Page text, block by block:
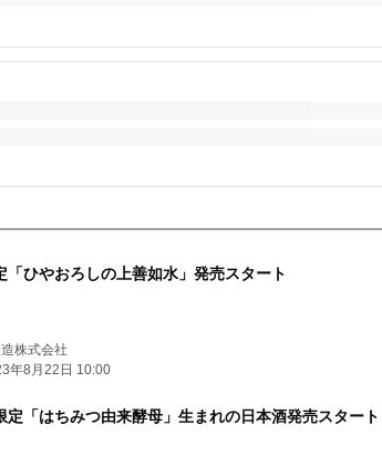
「ひやおろしの上善如水」発売スタート
株式会社
年8月22日 10:00
定「はちみつ由来酵母」生まれの日本酒発売スタート